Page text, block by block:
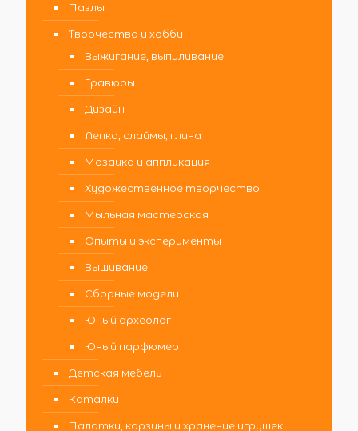
Пазлы
Творчество и хобби
Выжигание, выпиливание
Гравюры
Дизайн
Лепка, слаймы, глина
Мозаика и аппликация
Художественное творчество
Мыльная мастерская
Опыты и эксперименты
Вышивание
Сборные модели
Юный археолог
Юный парфюмер
Детская мебель
Каталки
Палатки, корзины и хранение игрушек